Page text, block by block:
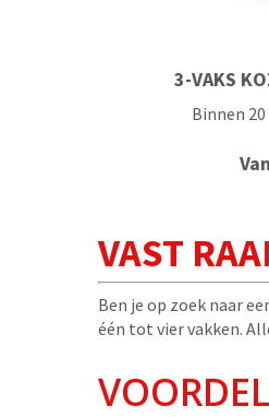
3-VAKS
Binnen
VAST
Ben je op zoek naar
één tot vier vakken.